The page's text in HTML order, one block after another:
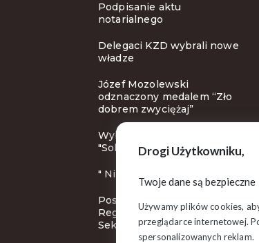
Drogi Użytkowniku,
Twoje dane są bezpieczne
Używamy plików cookies,
przeglądarce internetowej.
spersonalizowanych reklam.
Podpisanie aktu
notarialnego
Delegaci KZD wybrali nowe
władze
Józef Mozolewski
odznaczony medalem “Zło
dobrem zwyciężaj”
Wybory nowych władz
"Solidarności"
" Nie znał Pan Jurka? "
Posiedzenie Rady
Regionalnej Podlaskiej
Sekcji Pożarnictwa